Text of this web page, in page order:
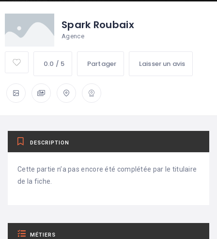
Spark Roubaix
Agence
0.0 / 5 Partager Laisser un avis
DESCRIPTION
Cette partie n’a pas encore été complétée par le titulaire
de la fiche.
MÉTIERS